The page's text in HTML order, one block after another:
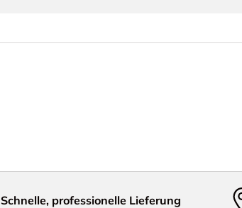
Schnelle, professionelle Lieferung